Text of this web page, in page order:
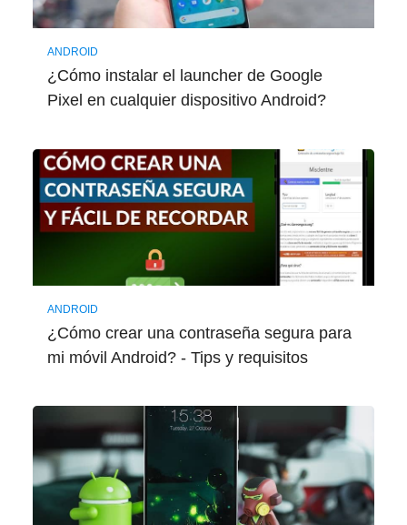
ANDROID
¿Cómo instalar el launcher de Google
Pixel en cualquier dispositivo Android?
ANDROID
¿Cómo crear una contraseña segura para
mi móvil Android? - Tips y requisitos